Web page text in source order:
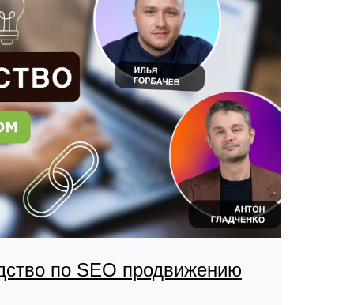
по SEO продвижению